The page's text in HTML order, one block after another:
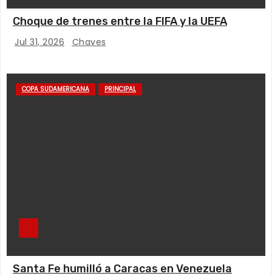
Choque de trenes entre la FIFA y la UEFA
Jul 31, 2026 Chaves
COPA SUDAMERICANA PRINCIPAL
Santa Fe humilló a Caracas en Venezuela